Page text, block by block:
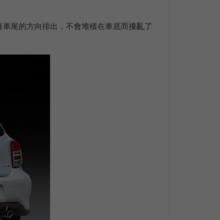
尾的方向排出，不會堆積在車底而擾亂了